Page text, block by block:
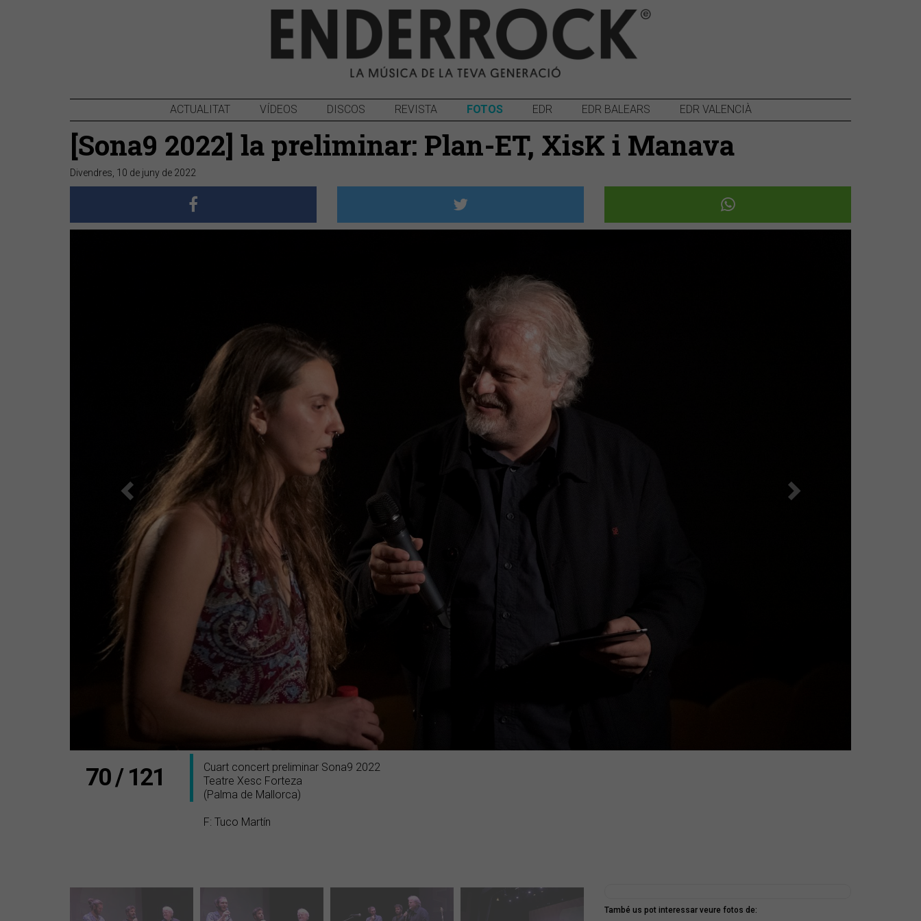
ACTUALITAT VÍDEOS DISCOS REVISTA FOTOS EDR EDR BALEARS EDR VALENCIÀ
[Sona9 2022] la preliminar: Plan-ET, XisK i Manava
Divendres, 10 de juny de 2022
70 / 121
Cuart concert preliminar Sona9 2022
Teatre Xesc Forteza
(Palma de Mallorca)
F: Tuco Martín
També us pot interessar veure fotos de: